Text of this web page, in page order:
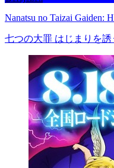
Nanatsu no Taizai Gaiden:
七つの大罪 はじまりを誘